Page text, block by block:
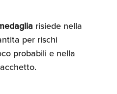
risiede nella
per rischi
probabili e nella